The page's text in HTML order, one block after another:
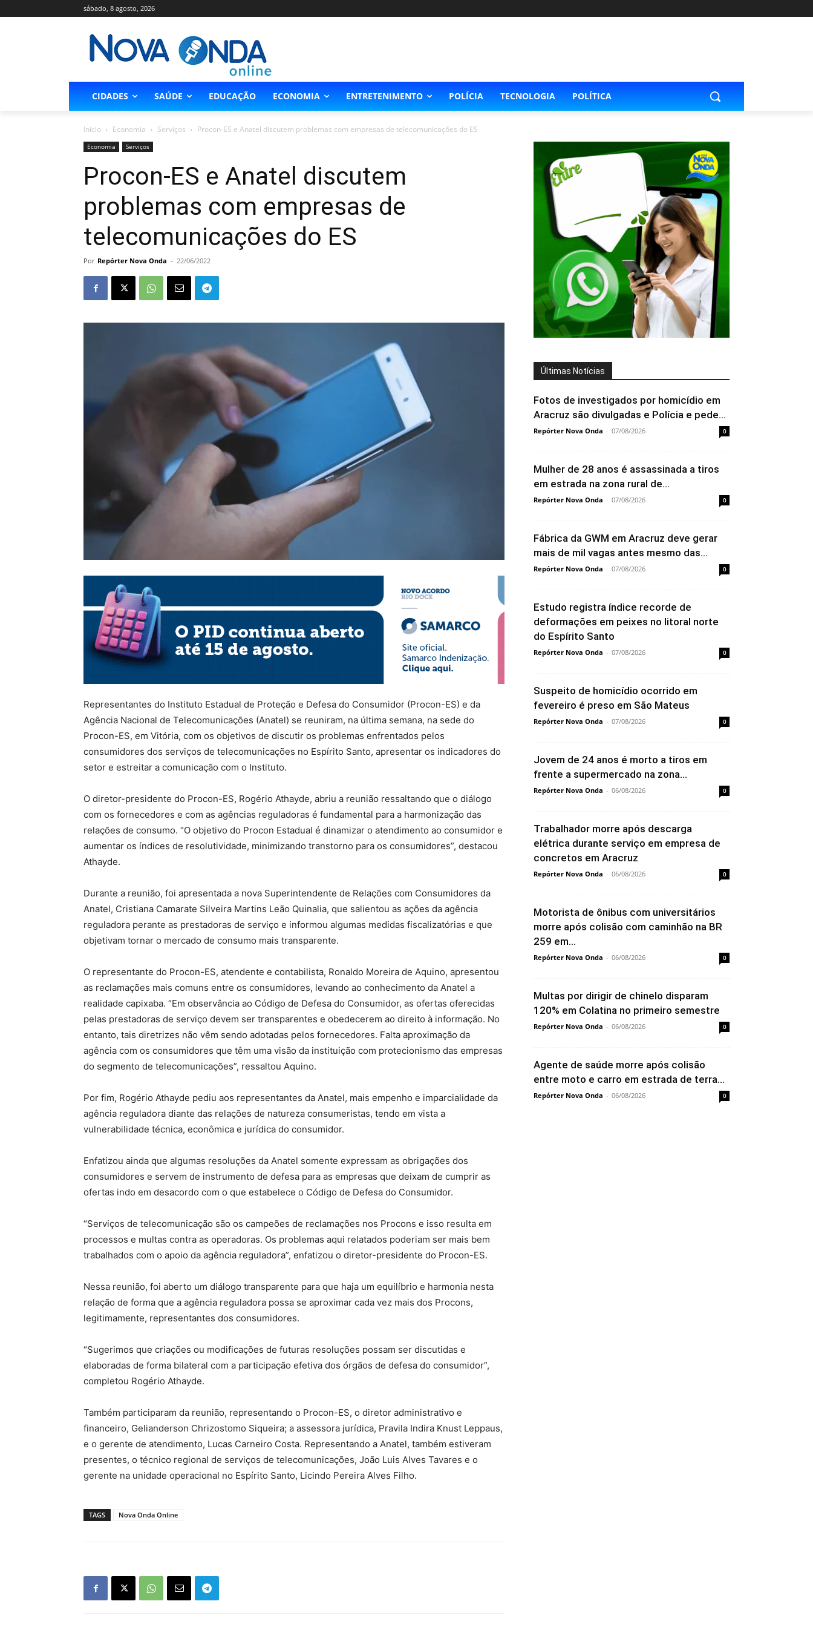
sábado, 8 agosto, 2026
CIDADES SAÚDE EDUCAÇÃO ECONOMIA ENTRETENIMENTO POLÍCIA TECNOLOGIA POLÍTICA
Início Economia Serviços Procon-ES e Anatel discutem problemas com empresas de telecomunicações do ES
Economia Serviços
Procon-ES e Anatel discutem
problemas com empresas de
telecomunicações do ES
Por Repórter Nova Onda - 22/06/2022
Representantes do Instituto Estadual de Proteção e Defesa do Consumidor (Procon-ES) e da
Agência Nacional de Telecomunicações (Anatel) se reuniram, na última semana, na sede do
Procon-ES, em Vitória, com os objetivos de discutir os problemas enfrentados pelos
consumidores dos serviços de telecomunicações no Espírito Santo, apresentar os indicadores do
setor e estreitar a comunicação com o Instituto.
O diretor-presidente do Procon-ES, Rogério Athayde, abriu a reunião ressaltando que o diálogo
com os fornecedores e com as agências reguladoras é fundamental para a harmonização das
relações de consumo. “O objetivo do Procon Estadual é dinamizar o atendimento ao consumidor e
aumentar os índices de resolutividade, minimizando transtorno para os consumidores”, destacou
Athayde.
Durante a reunião, foi apresentada a nova Superintendente de Relações com Consumidores da
Anatel, Cristiana Camarate Silveira Martins Leão Quinalia, que salientou as ações da agência
reguladora perante as prestadoras de serviço e informou algumas medidas fiscalizatórias e que
objetivam tornar o mercado de consumo mais transparente.
O representante do Procon-ES, atendente e contabilista, Ronaldo Moreira de Aquino, apresentou
as reclamações mais comuns entre os consumidores, levando ao conhecimento da Anatel a
realidade capixaba. “Em observância ao Código de Defesa do Consumidor, as ofertas oferecidas
pelas prestadoras de serviço devem ser transparentes e obedecerem ao direito à informação. No
entanto, tais diretrizes não vêm sendo adotadas pelos fornecedores. Falta aproximação da
agência com os consumidores que têm uma visão da instituição com protecionismo das empresas
do segmento de telecomunicações”, ressaltou Aquino.
Por fim, Rogério Athayde pediu aos representantes da Anatel, mais empenho e imparcialidade da
agência reguladora diante das relações de natureza consumeristas, tendo em vista a
vulnerabilidade técnica, econômica e jurídica do consumidor.
Enfatizou ainda que algumas resoluções da Anatel somente expressam as obrigações dos
consumidores e servem de instrumento de defesa para as empresas que deixam de cumprir as
ofertas indo em desacordo com o que estabelece o Código de Defesa do Consumidor.
“Serviços de telecomunicação são os campeões de reclamações nos Procons e isso resulta em
processos e multas contra as operadoras. Os problemas aqui relatados poderiam ser mais bem
trabalhados com o apoio da agência reguladora”, enfatizou o diretor-presidente do Procon-ES.
Nessa reunião, foi aberto um diálogo transparente para que haja um equilíbrio e harmonia nesta
relação de forma que a agência reguladora possa se aproximar cada vez mais dos Procons,
legitimamente, representantes dos consumidores.
“Sugerimos que criações ou modificações de futuras resoluções possam ser discutidas e
elaboradas de forma bilateral com a participação efetiva dos órgãos de defesa do consumidor”,
completou Rogério Athayde.
Também participaram da reunião, representando o Procon-ES, o diretor administrativo e
financeiro, Gelianderson Chrizostomo Siqueira; a assessora jurídica, Pravila Indira Knust Leppaus,
e o gerente de atendimento, Lucas Carneiro Costa. Representando a Anatel, também estiveram
presentes, o técnico regional de serviços de telecomunicações, João Luis Alves Tavares e o
gerente na unidade operacional no Espírito Santo, Licindo Pereira Alves Filho.
TAGS Nova Onda Online
Últimas Notícias
Fotos de investigados por homicídio em
Aracruz são divulgadas e Polícia e pede...
Repórter Nova Onda - 07/08/2026 0
Mulher de 28 anos é assassinada a tiros
em estrada na zona rural de...
Repórter Nova Onda - 07/08/2026 0
Fábrica da GWM em Aracruz deve gerar
mais de mil vagas antes mesmo das...
Repórter Nova Onda - 07/08/2026 0
Estudo registra índice recorde de
deformações em peixes no litoral norte
do Espírito Santo
Repórter Nova Onda - 07/08/2026 0
Suspeito de homicídio ocorrido em
fevereiro é preso em São Mateus
Repórter Nova Onda - 07/08/2026 0
Jovem de 24 anos é morto a tiros em
frente a supermercado na zona...
Repórter Nova Onda - 06/08/2026 0
Trabalhador morre após descarga
elétrica durante serviço em empresa de
concretos em Aracruz
Repórter Nova Onda - 06/08/2026 0
Motorista de ônibus com universitários
morre após colisão com caminhão na BR
259 em...
Repórter Nova Onda - 06/08/2026 0
Multas por dirigir de chinelo disparam
120% em Colatina no primeiro semestre
Repórter Nova Onda - 06/08/2026 0
Agente de saúde morre após colisão
entre moto e carro em estrada de terra...
Repórter Nova Onda - 06/08/2026 0